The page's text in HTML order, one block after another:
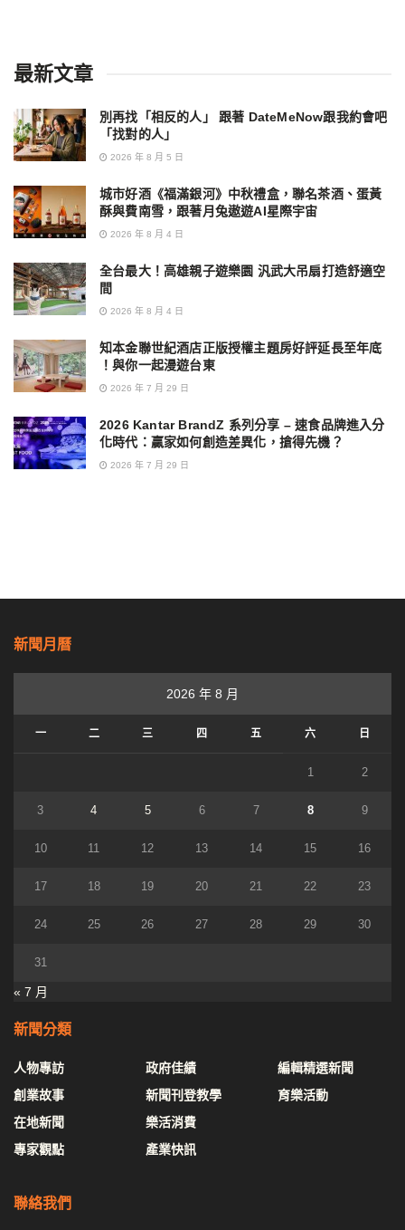
最新文章
別再找「相反的人」 跟著 DateMeNow跟我約會吧
「找對的人」
2026 年 8 月 5 日
城市好酒《福滿銀河》中秋禮盒，聯名茶酒、蛋黃
酥與費南雪，跟著月兔遨遊AI星際宇宙
2026 年 8 月 4 日
全台最大！高雄親子遊樂園 汎武大吊扇打造舒適空
間
2026 年 8 月 4 日
知本金聯世紀酒店正版授權主題房好評延長至年底
！與你一起漫遊台東
2026 年 7 月 29 日
2026 Kantar BrandZ 系列分享 – 速食品牌進入分
化時代：贏家如何創造差異化，搶得先機？
2026 年 7 月 29 日
新聞月曆
2026 年 8 月
一 二 三 四 五 六 日
1 2
3 4 5 6 7 8 9
10 11 12 13 14 15 16
17 18 19 20 21 22 23
24 25 26 27 28 29 30
31
« 7 月
新聞分類
人物專訪
創業故事
在地新聞
專家觀點
政府佳績
新聞刊登教學
樂活消費
產業快訊
編輯精選新聞
育樂活動
聯絡我們